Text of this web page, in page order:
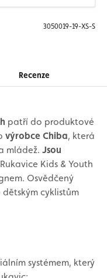
3050019-19-XS-S
Recenze
patří do produktové
výrobce Chiba, která
mládež. Jsou
Kids & Youth
Osvědčený
cyklistům
systémem, který